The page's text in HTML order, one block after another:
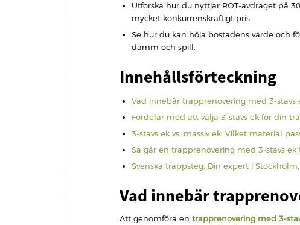
Utforska hur du nyttjar ROT-avdraget på
mycket konkurrenskraftigt pris.
Se hur du kan höja bostadens värde och
damm och spill.
Innehållsförteckning
Vad innebär trapprenovering med 3-stavs
Fördelar med att välja 3-stavs ek för din
3-stavs ek vs. massiv ek: Vilket material
Så går en trapprenovering med 3-stavs ek
Svenska trappsteg: Din expert i
Vad innebär
Att genomföra en trapprenovering med 3-